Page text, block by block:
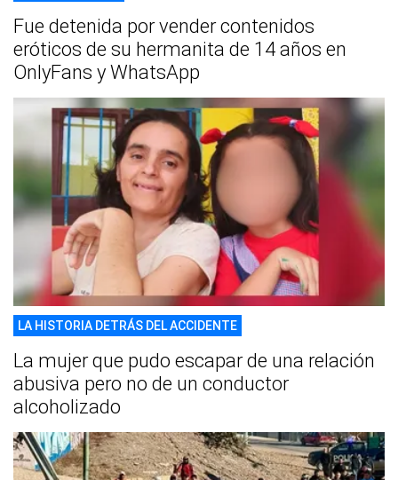
Fue detenida por vender contenidos
eróticos de su hermanita de 14 años en
OnlyFans y WhatsApp
LA HISTORIA DETRÁS DEL ACCIDENTE
La mujer que pudo escapar de una relación
abusiva pero no de un conductor
alcoholizado